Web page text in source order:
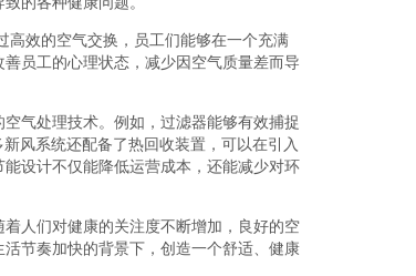
高效的空气交换，员工们能够在一个充满
员工的心理状态，减少因空气质量差而导
气处理技术。例如，过滤器能够有效捕捉
风系统还配备了热回收装置，可以在引入
设计不仅能降低运营成本，还能减少对环
人们对健康的关注度不断增加，良好的空
节奏加快的背景下，创造一个舒适、健康